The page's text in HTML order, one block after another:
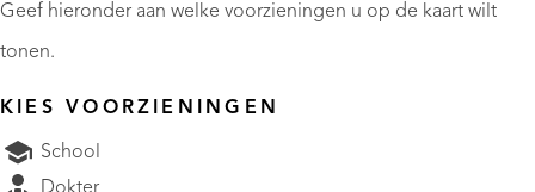
Geef hieronder aan welke voorzieningen u op de kaart wilt
tonen.
KIES VOORZIENINGEN
School
Dokter